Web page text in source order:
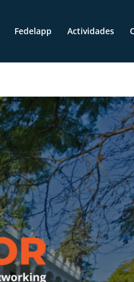
Fedelapp Actividades